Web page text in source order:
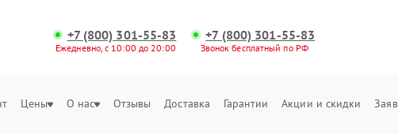
+7 (800) 301-55-83
Ежедневно, с 10:00 до 20:00
+7 (800) 301-55-83
Звонок бесплатный по РФ
Цены О нас Отзывы Доставка Гарантии Акции и скидки